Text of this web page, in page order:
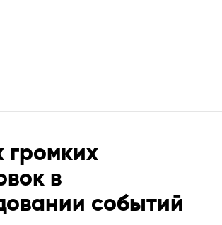
громких
в
событий